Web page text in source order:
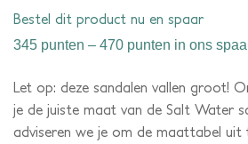
Bestel dit product nu en spaar
345 punten – 470 punten in ons
Let op: deze sandalen vallen groot!
je de juiste maat van de Salt Water
adviseren we je om de maattabel uit